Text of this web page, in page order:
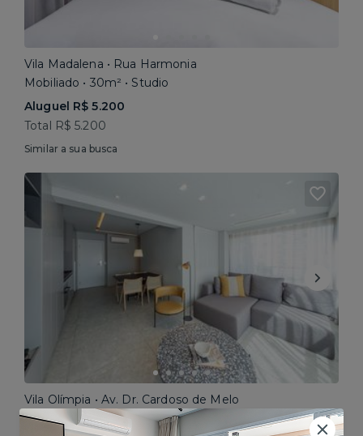
Vila Madalena • Rua Harmonia
Mobiliado • 30m² • Studio
Aluguel R$ 5.200
Total R$ 5.200
Similar a sua busca
Vila Olímpia • Av. Dr. Cardoso de Melo
Mobiliado • 64m² • 2 dorms